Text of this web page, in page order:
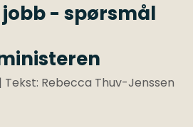
- spørsmål
| Tekst: Rebecca Thuv-Jenssen